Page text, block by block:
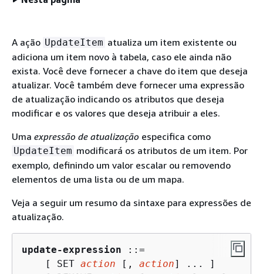
A ação UpdateItem atualiza um item existente ou
adiciona um item novo à tabela, caso ele ainda não
exista. Você deve fornecer a chave do item que deseja
atualizar. Você também deve fornecer uma expressão
de atualização indicando os atributos que deseja
modificar e os valores que deseja atribuir a eles.
Uma expressão de atualização especifica como
UpdateItem modificará os atributos de um item. Por
exemplo, definindo um valor escalar ou removendo
elementos de uma lista ou de um mapa.
Veja a seguir um resumo da sintaxe para expressões de
atualização.
update-expression ::=
    [ SET
action [, action] ... ]